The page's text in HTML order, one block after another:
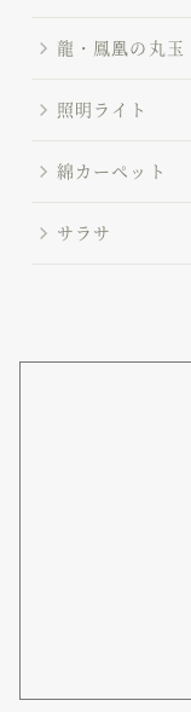
龍・鳳凰の丸玉
照明ライト
綿カーペット
サラサ